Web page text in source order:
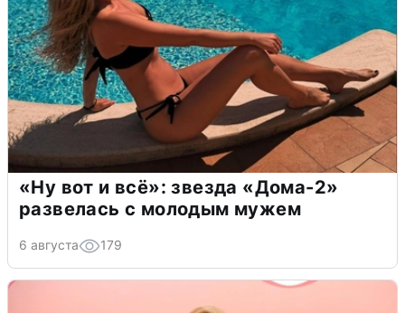
«Ну вот и всё»: звезда «Дома-2»
развелась с молодым мужем
6 августа 179